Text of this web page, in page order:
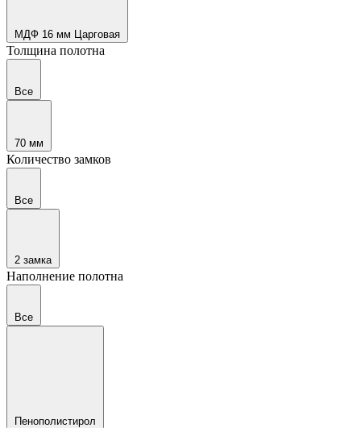
МДФ 16 мм Царговая
Толщина полотна
Все
70 мм
Количество замков
Все
2 замка
Наполнение полотна
Все
Пенополистирол